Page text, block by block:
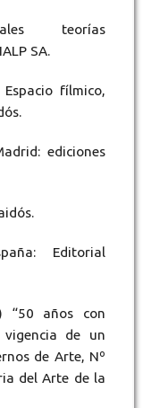
teorías
SA.
fílmico,
ediciones
Editorial
“50 años con
de un
de Arte, Nº
del Arte de la